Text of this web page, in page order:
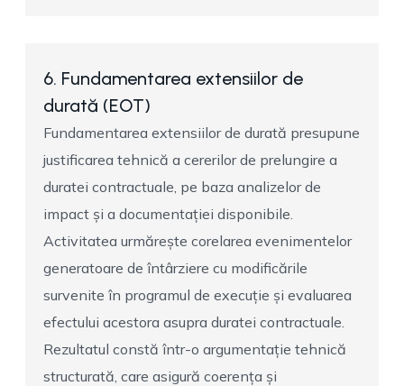
6. Fundamentarea extensiilor de
durată (EOT)
Fundamentarea extensiilor de durată presupune
justificarea tehnică a cererilor de prelungire a
duratei contractuale, pe baza analizelor de
impact și a documentației disponibile.
Activitatea urmărește corelarea evenimentelor
generatoare de întârziere cu modificările
survenite în programul de execuție și evaluarea
efectului acestora asupra duratei contractuale.
Rezultatul constă într-o argumentație tehnică
structurată, care asigură coerența și